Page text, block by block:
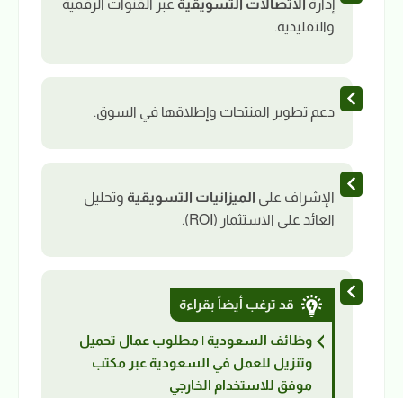
إدارة الاتصالات التسويقية عبر القنوات الرقمية
والتقليدية.
دعم تطوير المنتجات وإطلاقها في السوق.
الإشراف على الميزانيات التسويقية وتحليل
العائد على الاستثمار (ROI).
قد ترغب أيضاً بقراءة
وظائف السعودية | مطلوب عمال تحميل
وتنزيل للعمل في السعودية عبر مكتب
موفق للاستخدام الخارجي